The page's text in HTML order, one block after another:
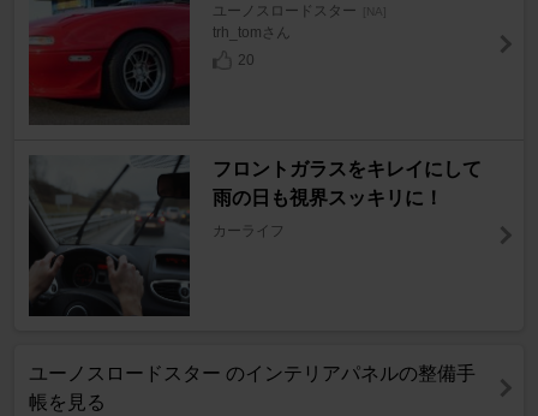
ユーノスロードスター [NA]
trh_tomさん
20
フロントガラスをキレイにして
雨の日も視界スッキリに！
カーライフ
ユーノスロードスター のインテリアパネルの整備手
帳を見る